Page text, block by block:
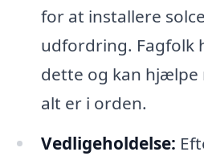
for at installere
udfordring. Fagfolk
dette og kan hjælpe
alt er i orden.
Vedligeholdelse: